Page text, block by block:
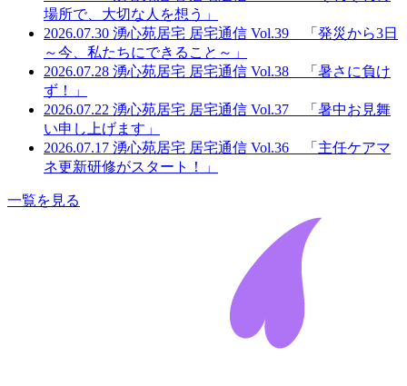
場所で、大切な人を想う」
2026.07.30 湧心苑居宅 居宅通信 Vol.39 「発災から3日
～今、私たちにできること～」
2026.07.28 湧心苑居宅 居宅通信 Vol.38 「暑さに負け
ず！」
2026.07.22 湧心苑居宅 居宅通信 Vol.37 「暑中お見舞
い申し上げます」
2026.07.17 湧心苑居宅 居宅通信 Vol.36 「主任ケアマ
ネ更新研修がスタート！」
一覧を見る